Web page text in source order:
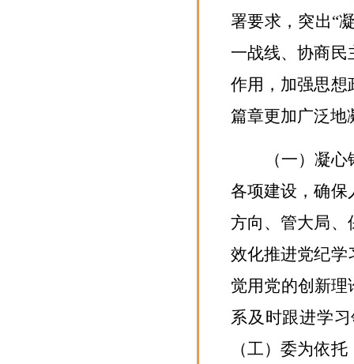
署要求，突出“
一战线、协商民
作用，加强思想
篇章更加广泛地
（一）凝
各项建设，确保
方向、管大局、
效化推进党纪学
觉用党的创新
系及时跟进学
（工）委为依托